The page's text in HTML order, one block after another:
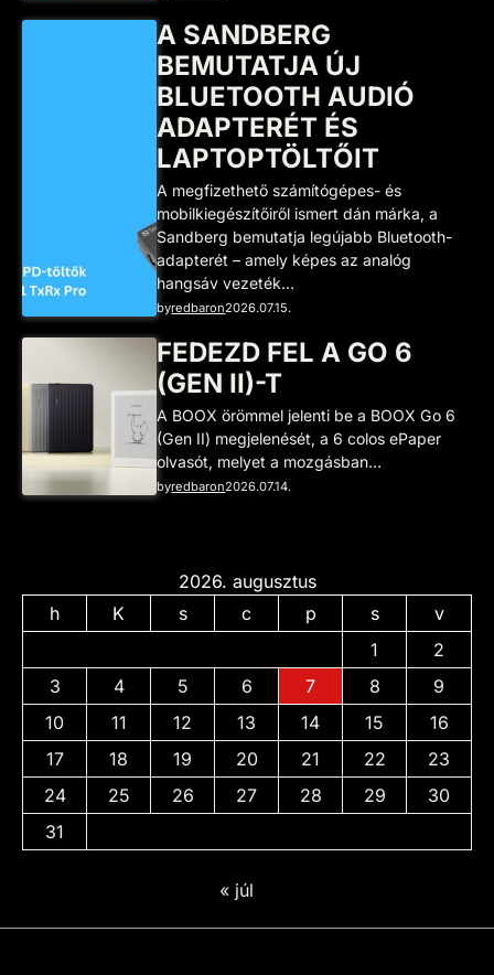
A SANDBERG
BEMUTATJA ÚJ
BLUETOOTH AUDIÓ
ADAPTERÉT ÉS
LAPTOPTÖLTŐIT
A megfizethető számítógépes- és
mobilkiegészítőiről ismert dán márka, a
Sandberg bemutatja legújabb Bluetooth-
adapterét – amely képes az analóg
hangsáv vezeték…
byredbaron2026.07.15.
FEDEZD FEL A GO 6
(GEN II)-T
A BOOX örömmel jelenti be a BOOX Go 6
(Gen II) megjelenését, a 6 colos ePaper
olvasót, melyet a mozgásban…
byredbaron2026.07.14.
2026. augusztus
h
K s c p s
v
1
2
3
4 5 6 7 8
9
10
11 12 13 14 15
16
17
18 19 20 21 22
23
24
25 26 27 28 29
30
31
« júl